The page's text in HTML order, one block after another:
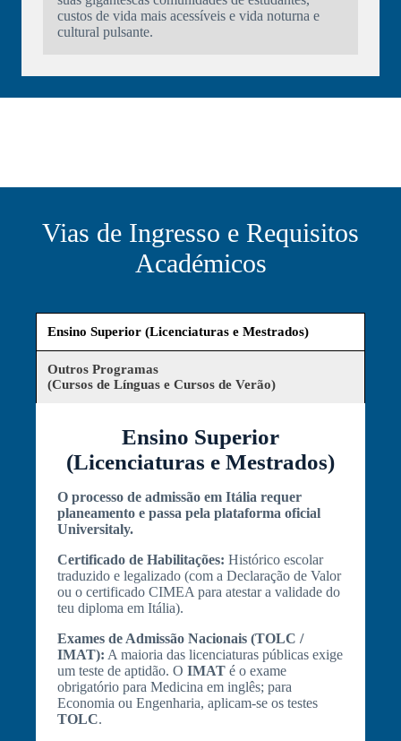
custos de vida mais acessíveis e vida noturna e
cultural pulsante.
Vias de Ingresso e Requisitos
Académicos
Ensino Superior (Licenciaturas e Mestrados)
Outros Programas
(Cursos de Línguas e Cursos de Verão)
Ensino Superior
(Licenciaturas e Mestrados)
O processo de admissão em Itália requer
planeamento e passa pela plataforma oficial
Universitaly.
Certificado de Habilitações: Histórico escolar
traduzido e legalizado (com a Declaração de Valor
ou o certificado CIMEA para atestar a validade do
teu diploma em Itália).
Exames de Admissão Nacionais (TOLC /
IMAT): A maioria das licenciaturas públicas exige
um teste de aptidão. O IMAT é o exame
obrigatório para Medicina em inglês; para
Economia ou Engenharia, aplicam-se os testes
TOLC.